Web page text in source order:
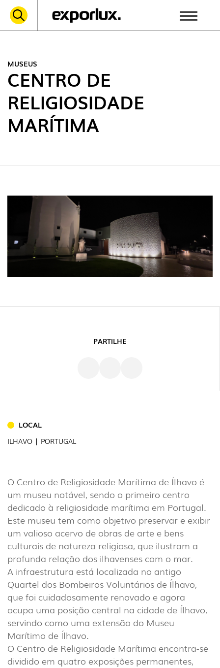
INTERIOR (86)
EXTERIOR (22)
INDUSTRIAL (7)
DOWNLOADS
PROJETOS
INFORMAÇÃO LEGAL
A EXPORLUX
NOTÍCIAS
CONTACTOS
DENÚNCIAS
MUSEUS
CENTRO DE
RELIGIOSIDADE
MARÍTIMA
PARTILHE
LOCAL
ILHAVO | PORTUGAL
O Centro de Religiosidade Marítima de Ílhavo é
um museu notável, sendo o primeiro centro
dedicado à religiosidade marítima em Portugal.
Este museu tem como objetivo preservar e exibir
um valioso acervo de obras de arte e bens
culturais de natureza religiosa, que ilustram a
profunda relação dos ilhavenses com o mar.
A infraestrutura está localizada no antigo
Quartel dos Bombeiros Voluntários de Ílhavo,
que foi cuidadosamente renovado e agora
ocupa uma posição central na cidade de Ílhavo,
servindo como uma extensão do Museu
Marítimo de Ílhavo.
O Centro de Religiosidade Marítima encontra-se
dividido em quatro exposições permanentes,